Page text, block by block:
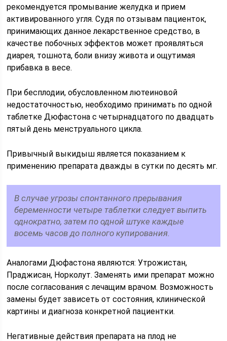
рекомендуется промывание желудка и прием
активированного угля. Судя по отзывам пациенток,
принимающих данное лекарственное средство, в
качестве побочных эффектов может проявляться
диарея, тошнота, боли внизу живота и ощутимая
прибавка в весе.
При бесплодии, обусловленном лютеиновой
недостаточностью, необходимо принимать по одной
таблетке Дюфастона с четырнадцатого по двадцать
пятый день менструального цикла.
Привычный выкидыш является показанием к
применению препарата дважды в сутки по десять мг.
В случае угрозы спонтанного прерывания
беременности четыре таблетки следует выпить
однократно, затем по одной штуке каждые
восемь часов до полного купирования.
Аналогами Дюфастона являются: Утрожистан,
Праджисан, Норколут. Заменять ими препарат можно
после согласования с лечащим врачом. Возможность
замены будет зависеть от состояния, клинической
картины и диагноза конкретной пациентки.
Негативные действия препарата на плод не